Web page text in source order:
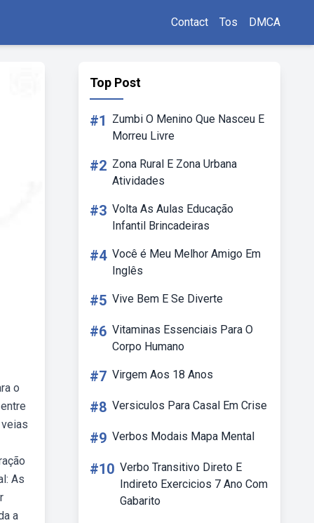
Contact Tos DMCA
o
As
a
Top Post
#1
Zumbi O Menino Que Nasceu E
Morreu Livre
#2 Zona Rural E Zona Urbana
Atividades
#3 Volta As Aulas Educação
Infantil Brincadeiras
#4 Você é Meu Melhor Amigo Em
Inglês
#5 Vive Bem E Se Diverte
#6 Vitaminas Essenciais Para O
Corpo Humano
#7 Virgem Aos 18 Anos
#8 Versiculos Para Casal Em Crise
#9 Verbos Modais Mapa Mental
#10 Verbo Transitivo Direto E
Indireto Exercicios 7 Ano Com
Gabarito